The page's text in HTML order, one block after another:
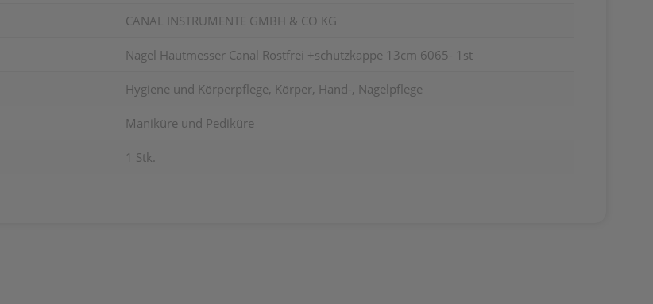
CANAL INSTRUMENTE GMBH & CO KG
Nagel Hautmesser Canal Rostfrei +schutzkappe 13cm 6065- 1st
Hygiene und Körperpflege, Körper, Hand-, Nagelpflege
Maniküre und Pediküre
1 Stk.